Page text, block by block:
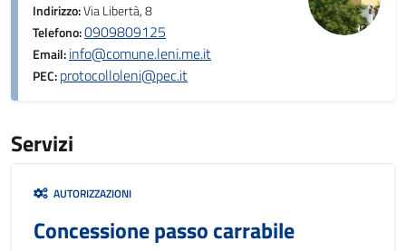
Indirizzo:Via Libertà, 8
Telefono:0909809125
Email:info@comune.leni.me.it
PEC:protocolloleni@pec.it
Servizi
AUTORIZZAZIONI
Concessione passo carrabile